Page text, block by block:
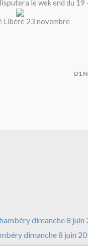
le wek end du 19
Libéré 23 novembre
D1
dimanche 8 juin